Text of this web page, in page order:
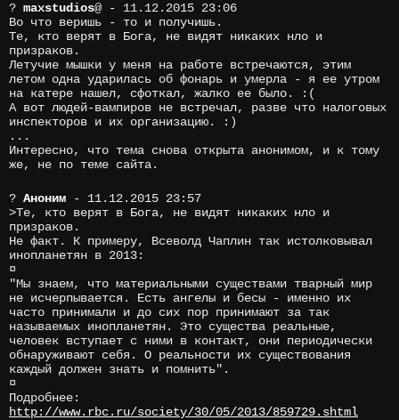
? maxstudios@ - 11.12.2015 23:06
Во что веришь - то и получишь.
Те, кто верят в Бога, не видят никаких нло и
призраков.
Летучие мышки у меня на работе встречаются, этим
летом одна ударилась об фонарь и умерла - я ее утром
на катере нашел, сфоткал, жалко ее было. :(
А вот людей-вампиров не встречал, разве что налоговых
инспекторов и их организацию. :)
...
Интересно, что тема снова открыта анонимом, и к тому
же, не по теме сайта.
? Аноним - 11.12.2015 23:57
>Те, кто верят в Бога, не видят никаких нло и
призраков.
Не факт. К примеру, Всеволд Чаплин так истолковывал
инопланетян в 2013:
¤
"Мы знаем, что материальными существами тварный мир
не исчерпывается. Есть ангелы и бесы - именно их
часто принимали и до сих пор принимают за так
называемых инопланетян. Это существа реальные,
человек вступает с ними в контакт, они периодически
обнаруживают себя. О реальности их существования
каждый должен знать и помнить".
¤
Подробнее:
http://www.rbc.ru/society/30/05/2013/859729.shtml